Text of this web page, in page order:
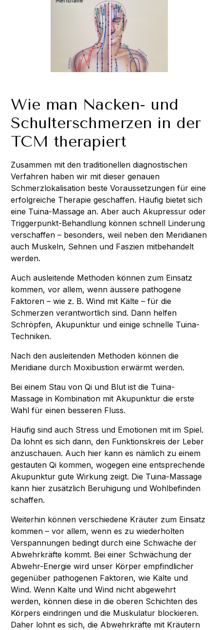
Wie man Nacken- und
Schulterschmerzen in der
TCM therapiert
Zusammen mit den traditionellen diagnostischen
Verfahren haben wir mit dieser genauen
Schmerzlokalisation beste Voraussetzungen für eine
erfolgreiche Therapie geschaffen. Häufig bietet sich
eine Tuina-Massage an. Aber auch Akupressur oder
Triggerpunkt-Behandlung können schnell Linderung
verschaffen – besonders, weil neben den Meridianen
auch Muskeln, Sehnen und Faszien mitbehandelt
werden.
Auch ausleitende Methoden können zum Einsatz
kommen, vor allem, wenn äussere pathogene
Faktoren – wie z. B. Wind mit Kälte – für die
Schmerzen verantwortlich sind. Dann helfen
Schröpfen, Akupunktur und einige schnelle Tuina-
Techniken.
Nach den ausleitenden Methoden können die
Meridiane durch Moxibustion erwärmt werden.
Bei einem Stau von Qi und Blut ist die Tuina-
Massage in Kombination mit Akupunktur die erste
Wahl für einen besseren Fluss.
Häufig sind auch Stress und Emotionen mit im Spiel.
Da lohnt es sich dann, den Funktionskreis der Leber
anzuschauen. Auch hier kann es nämlich zu einem
gestautenQi kommen, wogegen eine entsprechende
Akupunktur gute Wirkung zeigt. Die Tuina-Massage
kann hier zusätzlich Beruhigung und Wohlbefinden
schaffen.
Weiterhin können verschiedene Kräuter zum Einsatz
kommen – vor allem, wenn es zu wiederholten
Verspannungen bedingt durch eine Schwäche der
Abwehrkräfte kommt. Bei einer Schwächung der
Abwehr-Energie wird unser Körper empfindlicher
gegenüber pathogenen Faktoren, wie Kälte und
Wind. Wenn Kälte und Wind nicht abgewehrt
werden, können diese in die oberen Schichten des
Körpers eindringen und die Muskulatur blockieren.
Daher lohnt es sich, die Abwehrkräfte mit Kräutern